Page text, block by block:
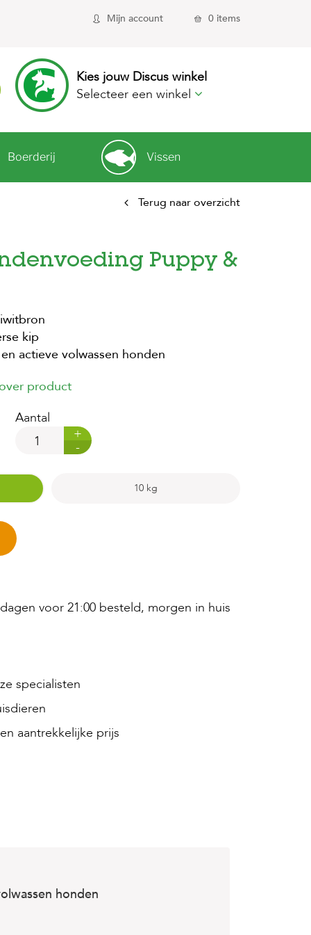
Mijn account 0 items
Kies jouw Discus winkel
Selecteer een winkel
Boerderij Vissen
Terug naar overzicht
Puppy &
kip
actieve volwassen honden
product
Aantal
+
-
10 kg
voor 21:00 besteld, morgen in huis
specialisten
aantrekkelijke prijs
honden